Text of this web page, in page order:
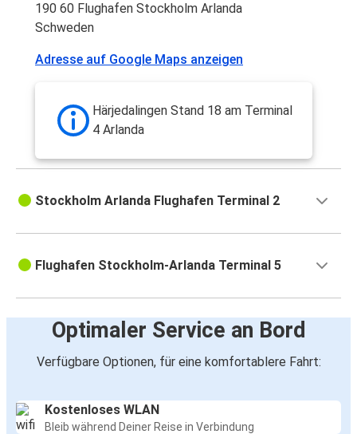
190 60 Flughafen Stockholm Arlanda
Schweden
Adresse auf Google Maps anzeigen
Härjedalingen Stand 18 am Terminal
4 Arlanda
Stockholm Arlanda Flughafen Terminal 2
Flughafen Stockholm-Arlanda Terminal 5
Optimaler Service an Bord
Verfügbare Optionen, für eine komfortablere Fahrt:
Kostenloses WLAN
Bleib während Deiner Reise in Verbindung